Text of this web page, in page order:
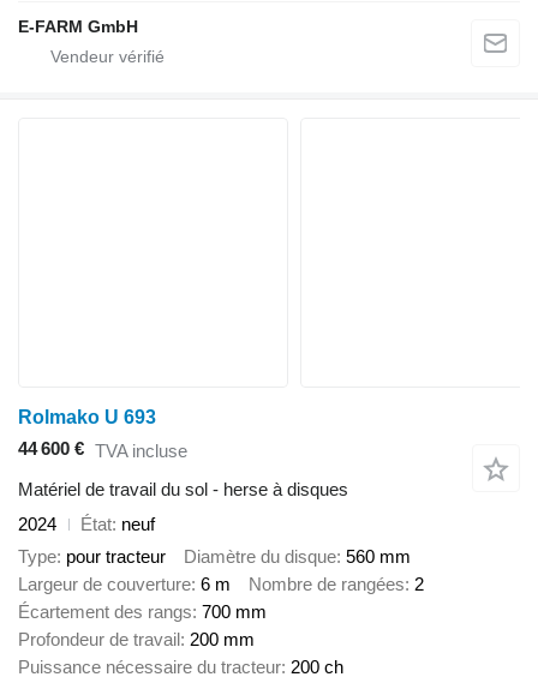
E-FARM GmbH
Rolmako U 693
44 600 € TVA incluse
Matériel de travail du sol - herse à disques
2024
État neuf
Type pour tracteur Diamètre du disque 560 mm
Largeur de couverture 6 m Nombre de rangées 2
Écartement des rangs 700 mm
Profondeur de travail 200 mm
Puissance nécessaire du tracteur 200 ch